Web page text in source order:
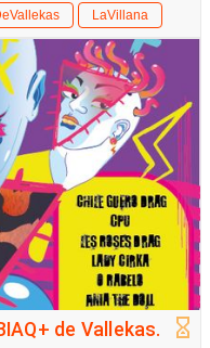
LaVillana
de Vallekas.